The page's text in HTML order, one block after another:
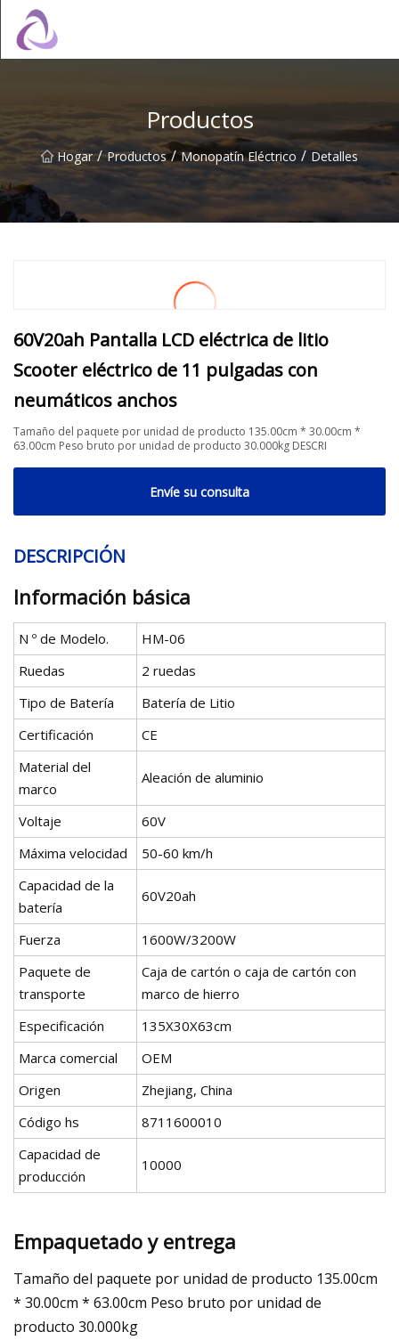
Productos
Hogar / Productos / Monopatín Eléctrico / Detalles
60V20ah Pantalla LCD eléctrica de litio
Scooter eléctrico de 11 pulgadas con
neumáticos anchos
Tamaño del paquete por unidad de producto 135.00cm * 30.00cm *
63.00cm Peso bruto por unidad de producto 30.000kg DESCRI
Envíe su consulta
DESCRIPCIÓN
Información básica
N º de Modelo.
HM-06
Ruedas
2 ruedas
Tipo de Batería
Batería de Litio
Certificación
CE
Material del
marco
Aleación de aluminio
Voltaje
60V
Máxima velocidad
50-60 km/h
Capacidad de la
batería
60V20ah
Fuerza
1600W/3200W
Paquete de
transporte
Caja de cartón o caja de cartón con
marco de hierro
Especificación
135X30X63cm
Marca comercial
OEM
Origen
Zhejiang, China
Código hs
8711600010
Capacidad de
producción
10000
Empaquetado y entrega
Tamaño del paquete por unidad de producto 135.00cm
* 30.00cm * 63.00cm Peso bruto por unidad de
producto 30.000kg